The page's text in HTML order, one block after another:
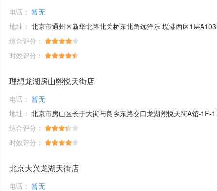
电话： 暂无
地址： 北京市通州区新华北路北关桥东北角远洋乐 堤港西区1层A103-A106号商铺
综合评分：
时效评分：
理想龙湖房山熙悦天街店
电话： 暂无
地址： 北京市房山区长于大街与良乡东路交口龙湖熙悦天街A馆-1F-15号商铺
综合评分：
时效评分：
北京大兴龙湖天街店
电话： 暂无